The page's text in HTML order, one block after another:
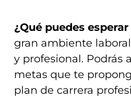
¿Qué puedes
gran ambiente
y profesional. Podrás
metas que te
plan de carrera